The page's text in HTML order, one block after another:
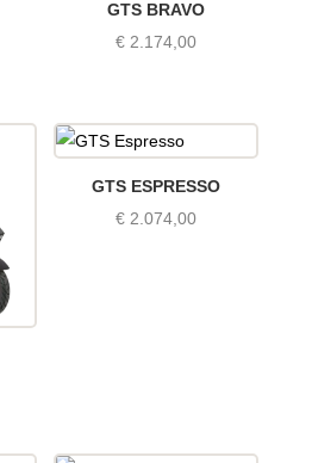
GTS BRAVO
€ 2.174,00
GTS ESPRESSO
€ 2.074,00